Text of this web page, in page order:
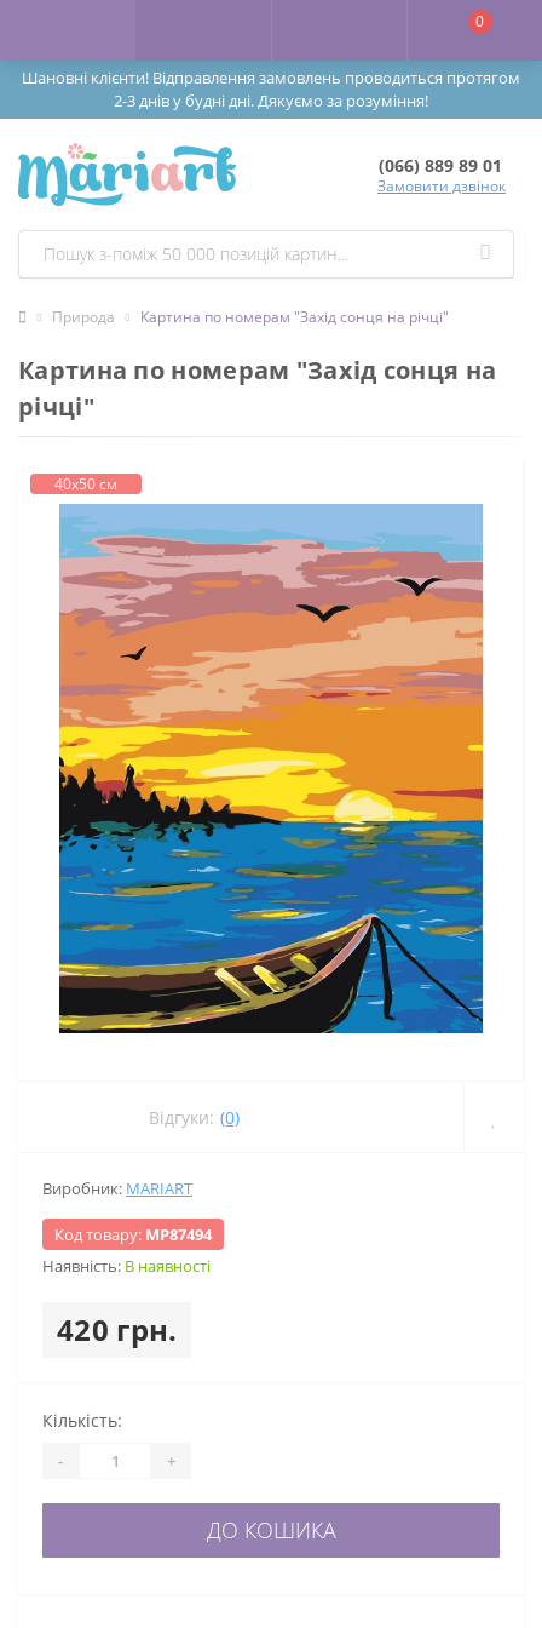
Шановні клієнти! Відправлення замовлень проводиться протягом
2-3 днів у будні дні. Дякуємо за розуміння!
0
(066) 889 89 01
Замовити дзвінок
Природа Картина по номерам "Захід сонця на річці"
Картина по номерам "Захід сонця на
річці"
40х50 см
Відгуки: (0)
Виробник: MARIART
Код товару: МР87494
Наявність: В наявності
420 грн.
Кількість:
- +
ДО КОШИКА